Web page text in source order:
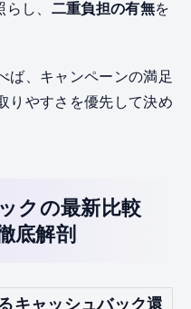
し、 二重負担の有無を
ば、キャンペーンの満足
りやすさを優先して決め
クの最新比較
底解剖
キャッシュバック還